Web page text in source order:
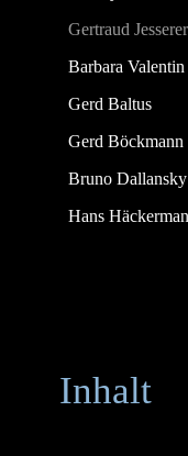
Gertraud Jesserer
Barbara Valentin
Gerd Baltus
Gerd Böckmann
Bruno Dallansky
Hans
Inhalt